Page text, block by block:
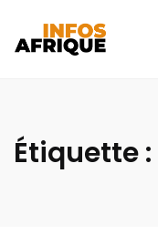
Étiquette :